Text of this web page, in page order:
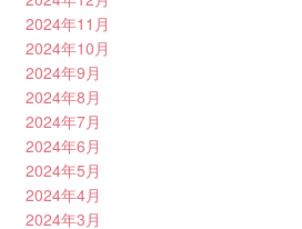
2024年11月
2024年10月
2024年9月
2024年8月
2024年7月
2024年6月
2024年5月
2024年4月
2024年3月